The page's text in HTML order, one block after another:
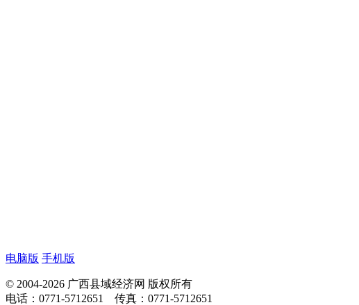
电脑版 手机版
© 2004-2026 广西县域经济网 版权所有
电话：0771-5712651 传真：0771-5712651